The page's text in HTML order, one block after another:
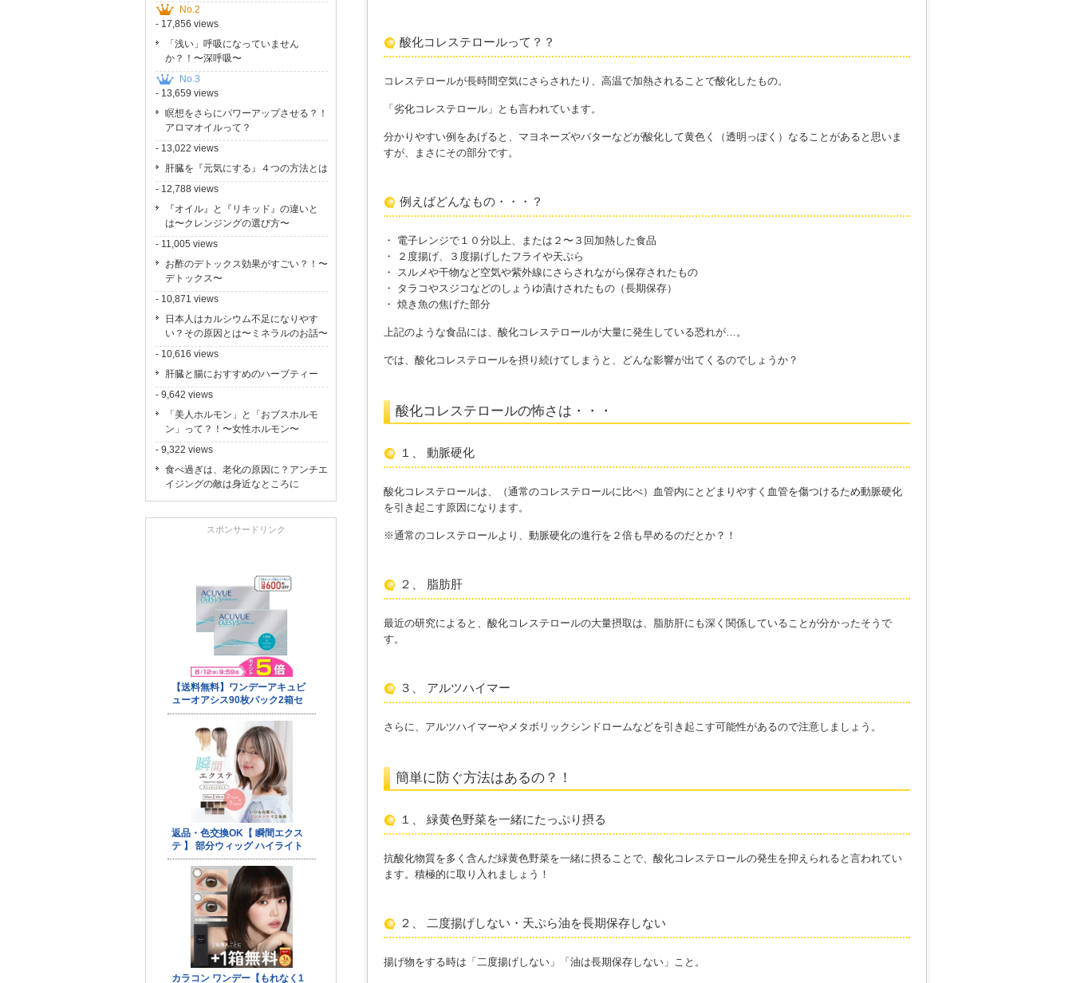
酸化コレステロールって？？
コレステロールが長時間空気にさらされたり、高温で加熱されることで酸化したもの。
「劣化コレステロール」とも言われています。
分かりやすい例をあげると、マヨネーズやバターなどが酸化して黄色く（透明っぽく）なることがあると思いま
すが、まさにその部分です。
例えばどんなもの・・・？
・ 電子レンジで１０分以上、または２〜３回加熱した食品
・ ２度揚げ、３度揚げしたフライや天ぷら
・ スルメや干物など空気や紫外線にさらされながら保存されたもの
・ タラコやスジコなどのしょうゆ漬けされたもの（長期保存）
・ 焼き魚の焦げた部分
上記のような食品には、酸化コレステロールが大量に発生している恐れが…。
では、酸化コレステロールを摂り続けてしまうと、どんな影響が出てくるのでしょうか？
酸化コレステロールの怖さは・・・
１、 動脈硬化
酸化コレステロールは、（通常のコレステロールに比べ）血管内にとどまりやすく血管を傷つけるため動脈硬化
を引き起こす原因になります。
※通常のコレステロールより、動脈硬化の進行を２倍も早めるのだとか？！
２、 脂肪肝
最近の研究によると、酸化コレステロールの大量摂取は、脂肪肝にも深く関係していることが分かったそうで
す。
３、 アルツハイマー
さらに、アルツハイマーやメタボリックシンドロームなどを引き起こす可能性があるので注意しましょう。
簡単に防ぐ方法はあるの？！
１、 緑黄色野菜を一緒にたっぷり摂る
抗酸化物質を多く含んだ緑黄色野菜を一緒に摂ることで、酸化コレステロールの発生を抑えられると言われてい
ます。積極的に取り入れましょう！
２、 二度揚げしない・天ぷら油を長期保存しない
揚げ物をする時は「二度揚げしない」「油は長期保存しない」こと。
No.2
- 17,856 views
「浅い」呼吸になっていません
か？！〜深呼吸〜
No.3
- 13,659 views
瞑想をさらにパワーアップさせる？！
アロマオイルって？
- 13,022 views
肝臓を『元気にする』４つの方法とは
- 12,788 views
『オイル』と『リキッド』の違いと
は〜クレンジングの選び方〜
- 11,005 views
お酢のデトックス効果がすごい？！〜
デトックス〜
- 10,871 views
日本人はカルシウム不足になりやす
い？その原因とは〜ミネラルのお話〜
- 10,616 views
肝臓と腸におすすめのハーブティー
- 9,642 views
「美人ホルモン」と「おブスホルモ
ン」って？！〜女性ホルモン〜
- 9,322 views
食べ過ぎは、老化の原因に？アンチエ
イジングの敵は身近なところに
スポンサードリンク